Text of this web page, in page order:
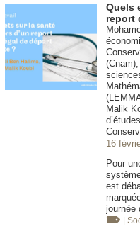
Quels
report
Malik
16
Pour
est
journée
|